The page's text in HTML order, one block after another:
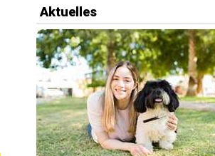
Aktuelles